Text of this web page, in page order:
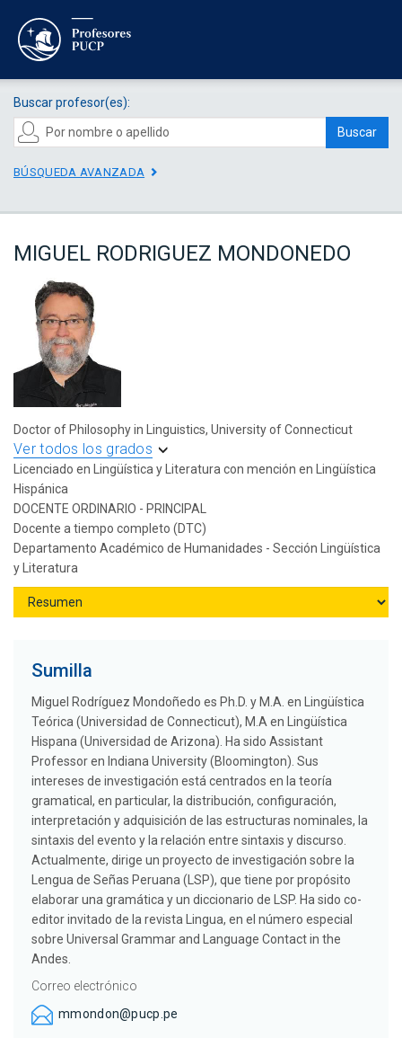
Buscar profesor(es):
Buscar
BÚSQUEDA AVANZADA
MIGUEL RODRIGUEZ MONDONEDO
Doctor of Philosophy in Linguistics, University of Connecticut
Ver todos los grados
Licenciado en Lingüística y Literatura con mención en Lingüística
Hispánica
DOCENTE ORDINARIO - PRINCIPAL
Docente a tiempo completo (DTC)
Departamento Académico de Humanidades - Sección Lingüística
y Literatura
Sumilla
Miguel Rodríguez Mondoñedo es Ph.D. y M.A. en Lingüística
Teórica (Universidad de Connecticut), M.A en Lingüística
Hispana (Universidad de Arizona). Ha sido Assistant
Professor en Indiana University (Bloomington). Sus
intereses de investigación está centrados en la teoría
gramatical, en particular, la distribución, configuración,
interpretación y adquisición de las estructuras nominales, la
sintaxis del evento y la relación entre sintaxis y discurso.
Actualmente, dirige un proyecto de investigación sobre la
Lengua de Señas Peruana (LSP), que tiene por propósito
elaborar una gramática y un diccionario de LSP. Ha sido co-
editor invitado de la revista Lingua, en el número especial
sobre Universal Grammar and Language Contact in the
Andes.
Correo electrónico
mmondon@pucp.pe